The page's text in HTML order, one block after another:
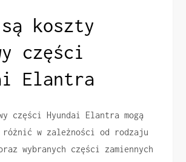
koszty
części
Elantra
części Hyundai Elantra mogą
w zależności od rodzaju
wybranych części zamiennych